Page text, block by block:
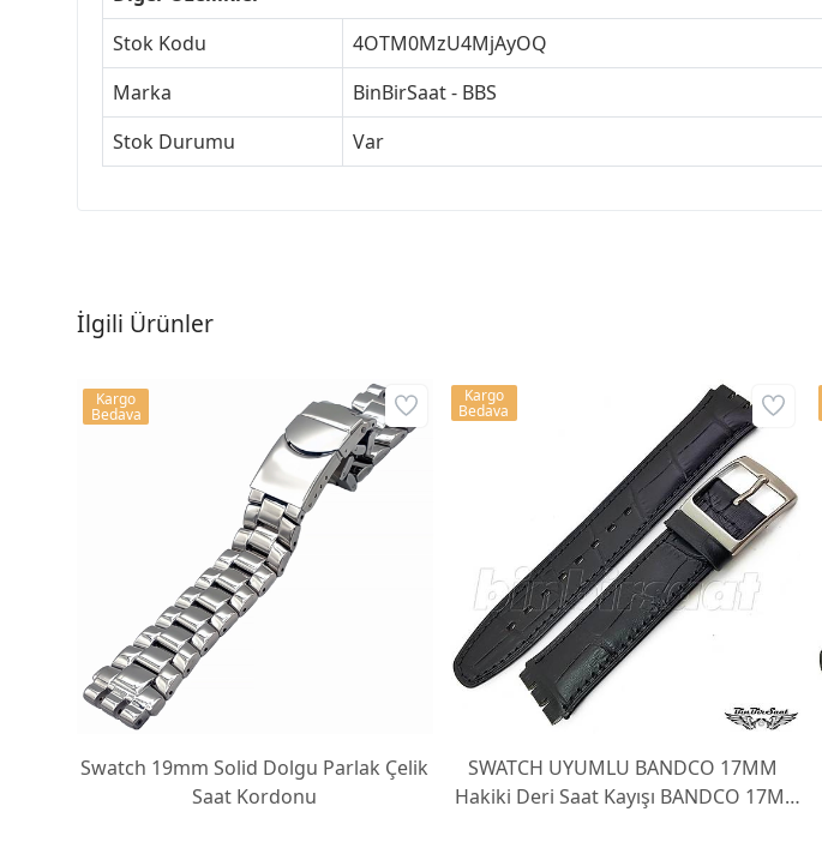
Stok Kodu
4OTM0MzU4MjAyOQ
Marka
BinBirSaat - BBS
Stok Durumu
Var
İlgili Ürünler
Swatch 19mm Solid Dolgu Parlak Çelik
Saat Kordonu
Kargo
Bedava
SWATCH UYUMLU BANDCO 17MM
Hakiki Deri Saat Kayışı BANDCO 17M-
Kargo
Bedava